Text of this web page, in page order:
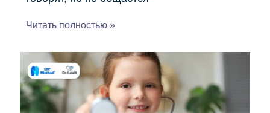
Читать полностью »